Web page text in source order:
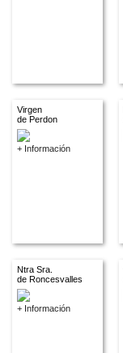
Virgen
de Perdon
+ Información
Ntra Sra.
de Roncesvalles
+ Información